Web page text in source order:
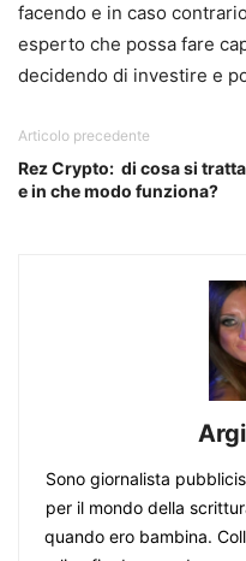
facendo e in caso
esperto che possa fare
decidendo di investire e
Articolo precedente
Rez Crypto: di cosa si tratta
e in che modo funziona?
Sono giornalista
per il mondo della
quando ero bambina.